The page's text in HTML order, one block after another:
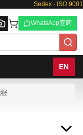
Sedex · ISO 9001
WhatsApp查詢
EN